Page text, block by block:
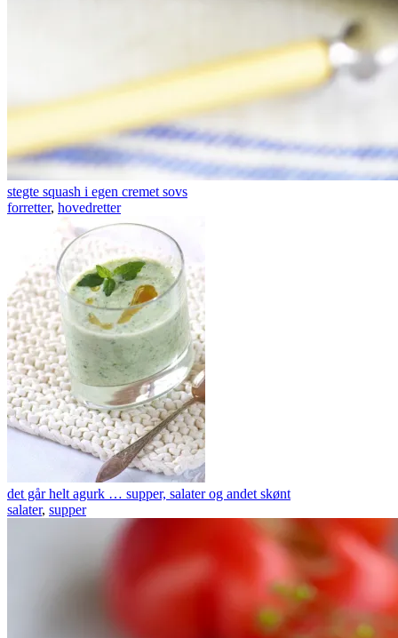
stegte squash i egen cremet sovs
forretter, hovedretter
det går helt agurk … supper, salater og andet skønt
salater, supper